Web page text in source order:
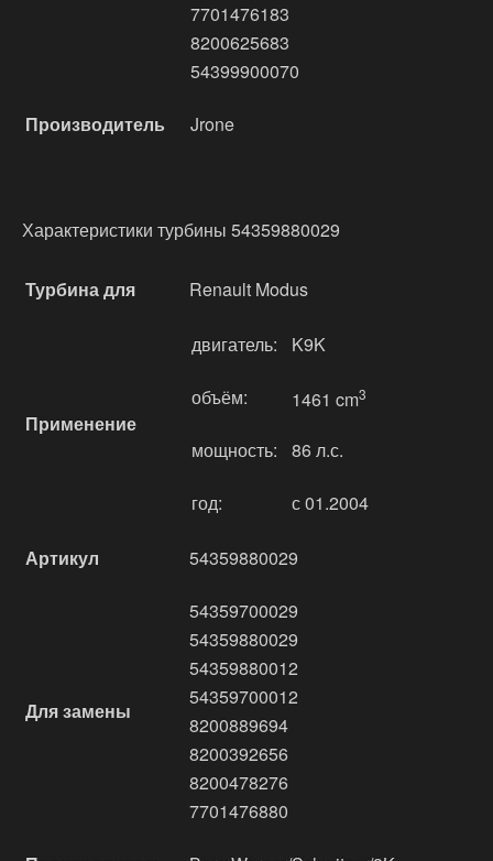
7701476183
8200625683
54399900070
Производитель Jrone
Характеристики турбины 54359880029
Турбина для Renault Modus
Применение
двигатель: K9K
объём: 1461 cm3
мощность: 86 л.с.
год: с 01.2004
Артикул 54359880029
Для замены
54359700029
54359880029
54359880012
54359700012
8200889694
8200392656
8200478276
7701476880